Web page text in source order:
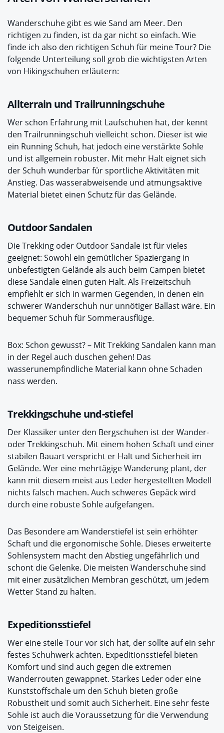
Wanderschuhe gibt es wie Sand am Meer. Den
richtigen zu finden, ist da gar nicht so einfach. Wie
finde ich also den richtigen Schuh für meine Tour? Die
folgende Unterteilung soll grob die wichtigsten Arten
von Hikingschuhen erläutern:
Allterrain und Trailrunningschuhe
Wer schon Erfahrung mit Laufschuhen hat, der kennt
den Trailrunningschuh vielleicht schon. Dieser ist wie
ein Running Schuh, hat jedoch eine verstärkte Sohle
und ist allgemein robuster. Mit mehr Halt eignet sich
der Schuh wunderbar für sportliche Aktivitäten mit
Anstieg. Das wasserabweisende und atmungsaktive
Material bietet einen Schutz für das Gelände.
Outdoor Sandalen
Die Trekking oder Outdoor Sandale ist für vieles
geeignet: Sowohl ein gemütlicher Spaziergang in
unbefestigten Gelände als auch beim Campen bietet
diese Sandale einen guten Halt. Als Freizeitschuh
empfiehlt er sich in warmen Gegenden, in denen ein
schwerer Wanderschuh nur unnötiger Ballast wäre. Ein
bequemer Schuh für Sommerausflüge.
Box: Schon gewusst? – Mit Trekking Sandalen kann man
in der Regel auch duschen gehen! Das
wasserunempfindliche Material kann ohne Schaden
nass werden.
Trekkingschuhe und-stiefel
Der Klassiker unter den Bergschuhen ist der Wander-
oder Trekkingschuh. Mit einem hohen Schaft und einer
stabilen Bauart verspricht er Halt und Sicherheit im
Gelände. Wer eine mehrtägige Wanderung plant, der
kann mit diesem meist aus Leder hergestellten Modell
nichts falsch machen. Auch schweres Gepäck wird
durch eine robuste Sohle aufgefangen.
Das Besondere am Wanderstiefel ist sein erhöhter
Schaft und die ergonomische Sohle. Dieses erweiterte
Sohlensystem macht den Abstieg ungefährlich und
schont die Gelenke. Die meisten Wanderschuhe sind
mit einer zusätzlichen Membran geschützt, um jedem
Wetter Stand zu halten.
Expeditionsstiefel
Wer eine steile Tour vor sich hat, der sollte auf ein sehr
festes Schuhwerk achten. Expeditionsstiefel bieten
Komfort und sind auch gegen die extremen
Wanderrouten gewappnet. Starkes Leder oder eine
Kunststoffschale um den Schuh bieten große
Robustheit und somit auch Sicherheit. Eine sehr feste
Sohle ist auch die Voraussetzung für die Verwendung
von Steigeisen.